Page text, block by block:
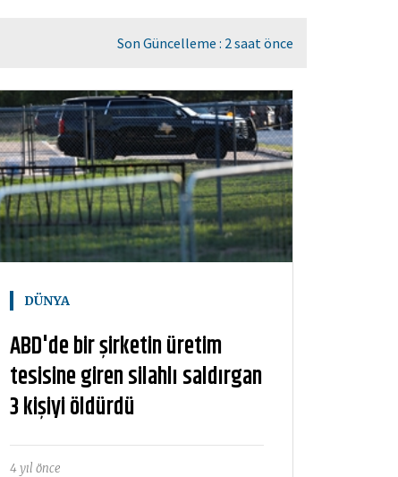
Son Güncelleme : 2 saat önce
DÜNYA
ABD'de bir şirketin üretim
tesisine giren silahlı saldırgan
3 kişiyi öldürdü
4 yıl önce